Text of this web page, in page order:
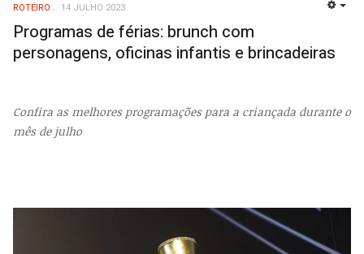
ROTEIRO 14 JULHO 2023
Programas de férias: brunch com
personagens, oficinas infantis e brincadeiras
Confira as melhores programações para a criançada durante o
mês de julho